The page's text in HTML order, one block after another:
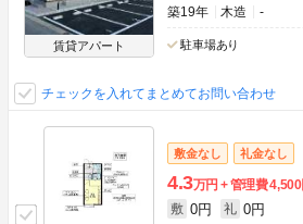
賃貸アパート
築19年
木造 -
駐車場あり
チェックを入れてまとめてお問い合わせ
敷金なし 礼金なし
4.3万円 管理費4,500
敷 0円 礼 0円